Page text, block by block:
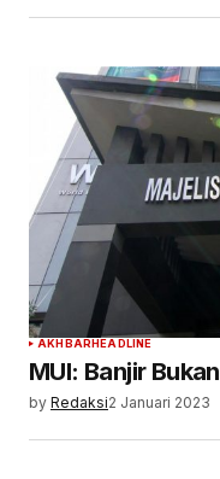
AKHBARHEADLINE
MUI: Banjir
by Redaksi2 Januari 2023